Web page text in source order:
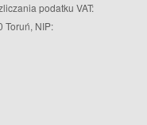
podatku VAT:
Toruń, NIP: